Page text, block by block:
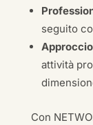
seguito
attività
Con